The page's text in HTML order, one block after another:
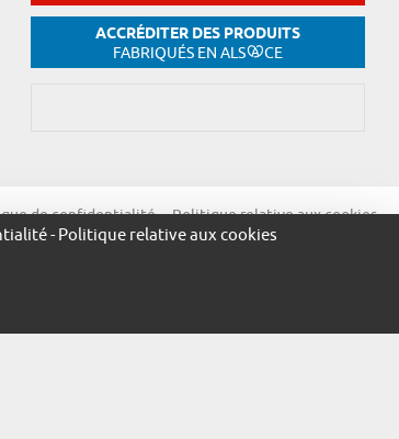
ACCRÉDITER DES PRODUITS
FABRIQUÉS EN ALS CE
de confidentialité Politique relative aux cookies
- Politique relative aux cookies